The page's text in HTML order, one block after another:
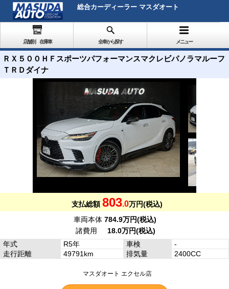
総合カーディーラー マスダオート
店舗別 在庫車 全車から探す メニュー
ＲＸ５００ＨＦスポーツパフォーマンスマクレビパノラマルーフ
ＴＲＤダイナ
支払総額 803.0万円(税込)
車両本体784.9万円(税込)
諸費用
18.0万円(税込)
年式
R5年 車検
-
走行距離
49791km 排気量 2400CC
マスダオート エクセル店